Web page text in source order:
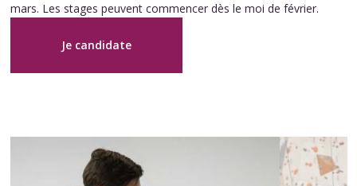
mars. Les stages peuvent commencer dès le moi de février.
Je candidate